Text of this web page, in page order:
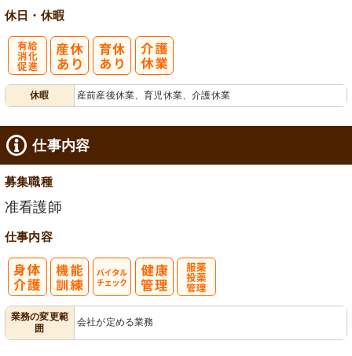
休日・休暇
休暇 産前産後休業、育児休業、介護休業
仕事内容
募集職種
准看護師
仕事内容
業務の変更範
囲
会社が定める業務